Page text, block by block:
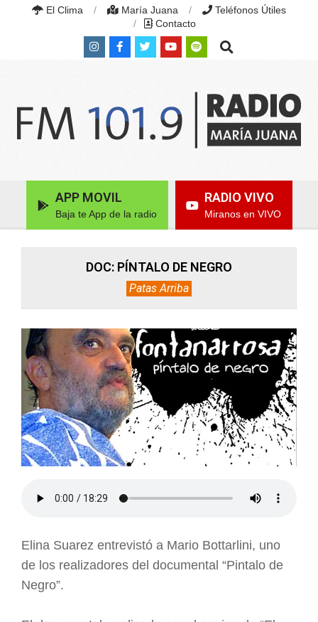
El Clima María Juana
Teléfonos Útiles
Contacto
Search
JUANA
FM
ARGENTINA
Navigation APP MOVIL
Baja te App de la radio
RADIO VIVO
Miranos en VIVO
DOC: PÍNTALO DE NEGRO
Patas Arriba
Elina Suarez entrevistó a Mario Bottarlini, uno
de los realizadores del documental “Pintalo de
Negro”.